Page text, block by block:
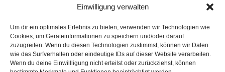
Einwilligung verwalten
Um dir ein optimales Erlebnis zu bieten, verwenden wir Technologien wie
Cookies, um Geräteinformationen zu speichern und/oder darauf
zuzugreifen. Wenn du diesen Technologien zustimmst, können wir Daten
wie das Surfverhalten oder eindeutige IDs auf dieser Website verarbeiten.
Wenn du deine Einwillligung nicht erteilst oder zurückziehst, können